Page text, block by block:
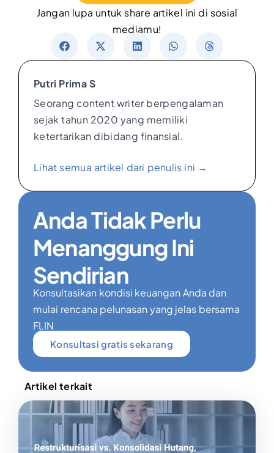
Jangan lupa untuk share artikel ini di sosial
mediamu!
Putri Prima S
Seorang content writer berpengalaman
sejak tahun 2020 yang memiliki
ketertarikan dibidang finansial.
Lihat semua artikel dari penulis ini →
Anda Tidak Perlu
Menanggung Ini
Sendirian
Konsultasikan kondisi keuangan Anda dan
mulai rencana pelunasan yang jelas bersama
FLIN
Konsultasi gratis sekarang
Artikel terkait